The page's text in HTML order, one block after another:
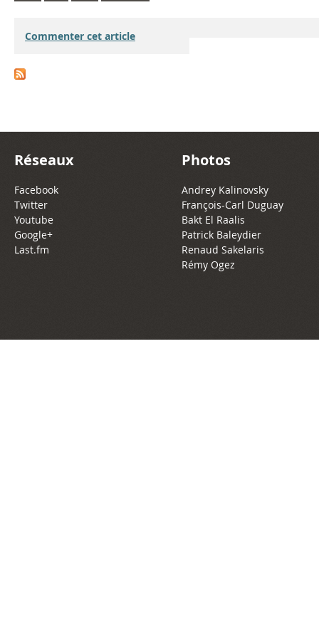
Commenter cet article
Réseaux
Facebook
Twitter
Youtube
Google+
Last.fm
Photos
Andrey Kalinovsky
François-Carl Duguay
Bakt El Raalis
Patrick Baleydier
Renaud Sakelaris
Rémy Ogez